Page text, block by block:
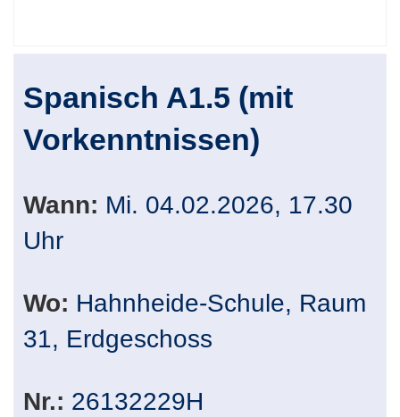
Spanisch A1.5 (mit
Vorkenntnissen)
Wann: Mi. 04.02.2026, 17.30
Uhr
Wo: Hahnheide-Schule, Raum
31, Erdgeschoss
Nr.: 26132229H